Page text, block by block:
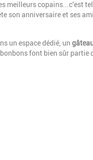
meilleurs copains...c'est
son anniversaire et ses
un espace dédié, un
font bien sûr partie